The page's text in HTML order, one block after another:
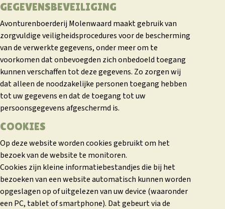
GEGEVENSBEVEILIGING
Avonturenboerderij Molenwaard maakt gebruik van
zorgvuldige veiligheidsprocedures voor de bescherming
van de verwerkte gegevens, onder meer om te
voorkomen dat onbevoegden zich onbedoeld toegang
kunnen verschaffen tot deze gegevens. Zo zorgen wij
dat alleen de noodzakelijke personen toegang hebben
tot uw gegevens en dat de toegang tot uw
persoonsgegevens afgeschermd is.
COOKIES
Op deze website worden cookies gebruikt om het
bezoek van de website te monitoren.
Cookies zijn kleine informatiebestandjes die bij het
bezoeken van een website automatisch kunnen worden
opgeslagen op of uitgelezen van uw device (waaronder
een PC, tablet of smartphone). Dat gebeurt via de